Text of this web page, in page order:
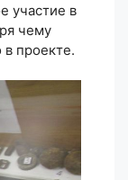
участие в
чему
в проекте.